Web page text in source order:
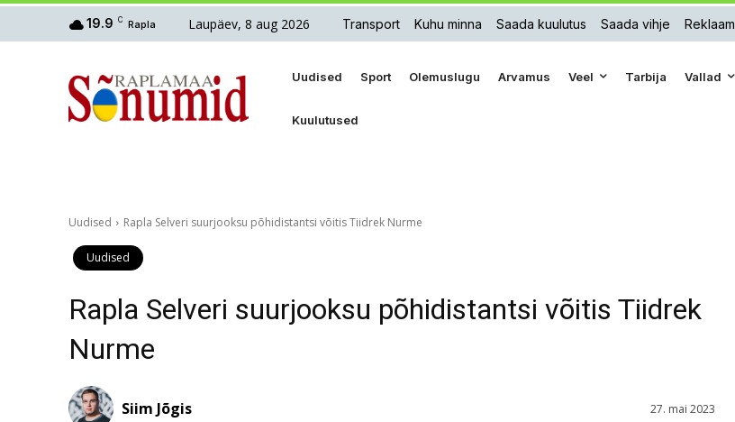
19.9 C Rapla Laupäev, 8 aug 2026 Transport Kuhu minna Saada kuulutus Saada vihje Reklaam
Uudised Sport Olemuslugu Arvamus Veel Tarbija Vallad
Kuulutused
Uudised Rapla Selveri suurjooksu põhidistantsi võitis Tiidrek Nurme
Uudised
Rapla Selveri suurjooksu põhidistantsi võitis Tiidrek
Nurme
27. mai 2023
Siim Jõgis